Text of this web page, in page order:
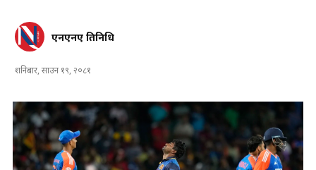
एनएनए प्रतिनिधि
शनिबार, साउन १९, २०८१